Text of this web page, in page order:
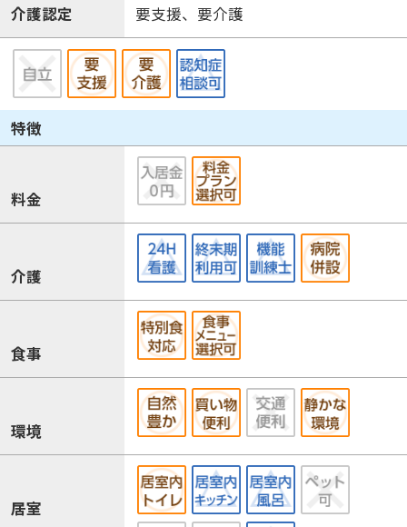
介護認定 要支援、要介護
特徴
料金
介護
食事
環境
居室